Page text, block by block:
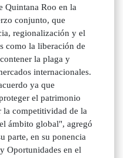
Quintana Roo en la
conjunto, que
regionalización y el
como la liberación de
la plaga y
internacionales.
ya que
el patrimonio
la competitividad de la
ámbito global", agregó
parte, en su ponencia
Oportunidades en el